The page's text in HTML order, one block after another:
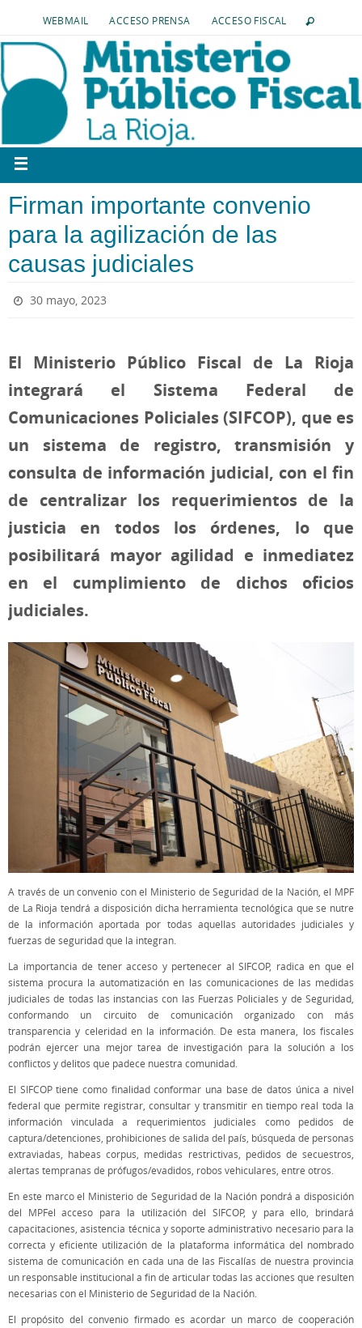
WEBMAIL ACCESO PRENSA ACCESO FISCAL
Firman importante convenio
para la agilización de las
causas judiciales
30 mayo, 2023
El Ministerio Público Fiscal de La Rioja
integrará el Sistema Federal de
Comunicaciones Policiales (SIFCOP), que es
un sistema de registro, transmisión y
consulta de información judicial, con el fin
de centralizar los requerimientos de la
justicia en todos los órdenes, lo que
posibilitará mayor agilidad e inmediatez
en el cumplimiento de dichos oficios
judiciales.
A través de un convenio con el Ministerio de Seguridad de la Nación, el MPF
de La Rioja tendrá a disposición dicha herramienta tecnológica que se nutre
de la información aportada por todas aquellas autoridades judiciales y
fuerzas de seguridad que la integran.
La importancia de tener acceso y pertenecer al SIFCOP, radica en que el
sistema procura la automatización en las comunicaciones de las medidas
judiciales de todas las instancias con las Fuerzas Policiales y de Seguridad,
conformando un circuito de comunicación organizado con más
transparencia y celeridad en la información. De esta manera, los fiscales
podrán ejercer una mejor tarea de investigación para la solución a los
conflictos y delitos que padece nuestra comunidad.
El SIFCOP tiene como finalidad conformar una base de datos única a nivel
federal que permite registrar, consultar y transmitir en tiempo real toda la
información vinculada a requerimientos judiciales como pedidos de
captura/detenciones, prohibiciones de salida del país, búsqueda de personas
extraviadas, habeas corpus, medidas restrictivas, pedidos de secuestros,
alertas tempranas de prófugos/evadidos, robos vehiculares, entre otros.
En este marco el Ministerio de Seguridad de la Nación pondrá a disposición
del MPFel acceso para la utilización del SIFCOP, y para ello, brindará
capacitaciones, asistencia técnica y soporte administrativo necesario para la
correcta y eficiente utilización de la plataforma informática del nombrado
sistema de comunicación en cada una de las Fiscalías de nuestra provincia
un responsable institucional a fin de articular todas las acciones que resulten
necesarias con el Ministerio de Seguridad de la Nación.
El propósito del convenio firmado es acordar un marco de cooperación